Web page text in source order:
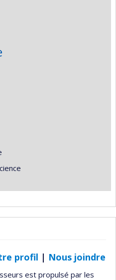
profil | Nous joindre
est propulsé par les